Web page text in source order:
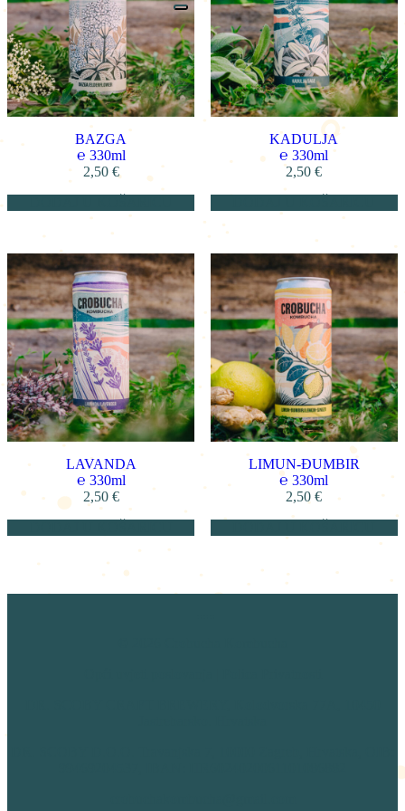
BAZGA
℮ 330ml
2,50 €
KADULJA
℮ 330ml
2,50€
LAVANDA
℮ 330ml
2,50 €
LIMUN-ĐUMBIR
℮ 330ml
2,50€